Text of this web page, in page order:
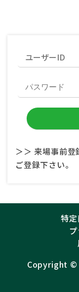
＞＞ 来場事前
ご登録下さい。
特
Copyright ©︎